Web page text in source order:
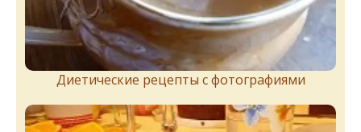
Диетические рецепты с фотографиями